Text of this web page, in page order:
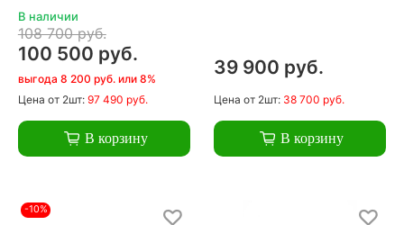
В наличии
108 700 руб.
100 500 руб.
выгода 8 200 руб. или 8%
Цена от 2шт: 97 490 руб.
В корзину
39 900 руб.
Цена от 2шт: 38 700 руб.
В корзину
-10%